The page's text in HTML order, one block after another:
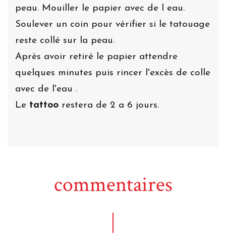
peau. Mouiller le papier avec de l eau.
Soulever un coin pour vérifier si le tatouage
reste collé sur la peau.
Après avoir retiré le papier attendre
quelques minutes puis rincer l'excès de colle
avec de l'eau .
Le tattoo restera de 2 a 6 jours.
commentaires